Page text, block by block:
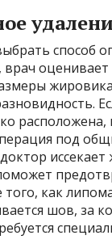
способ
оценивает
расположена,
под
как
шов, за